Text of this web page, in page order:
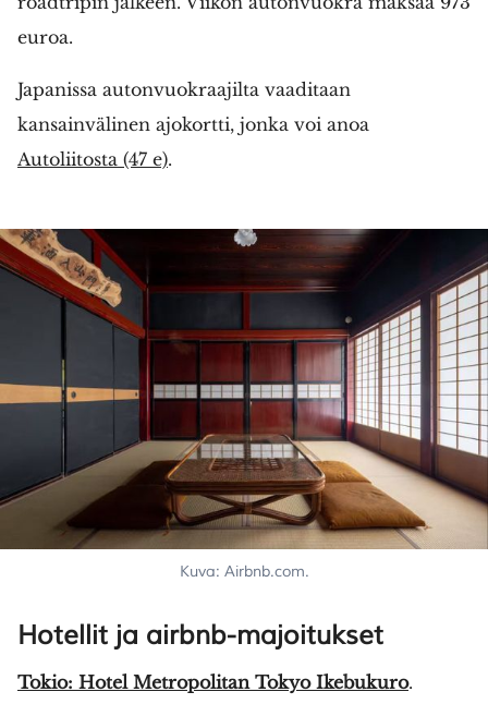
euroa.
Japanissa autonvuokraajilta vaaditaan
kansainvälinen ajokortti, jonka voi anoa
Autoliitosta (47 e).
Kuva: Airbnb.com.
Hotellit ja airbnb-majoitukset
Tokio: Hotel Metropolitan Tokyo Ikebukuro.